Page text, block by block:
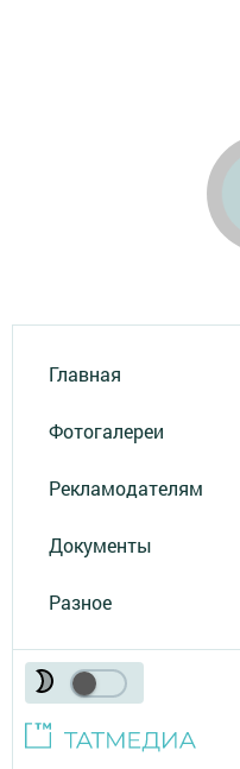
Главная
Фотогалереи
Рекламодателям
Документы
Разное